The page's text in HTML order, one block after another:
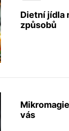
Dietní jídla
způsobů
vás